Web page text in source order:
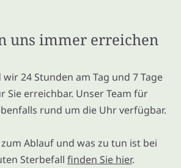
uns immer erreichen
24 Stunden am Tag und 7 Tage
Sie erreichbar. Unser Team für
rund um die Uhr verfügbar.
Ablauf und was zu tun ist bei
Sterbefall finden Sie hier.